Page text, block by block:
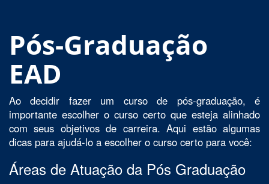
Pós-Graduação
EAD
Ao decidir fazer um curso de pós-graduação, é
importante escolher o curso certo que esteja alinhado
com seus objetivos de carreira. Aqui estão algumas
dicas para ajudá-lo a escolher o curso certo para você:
Áreas de Atuação da Pós Graduação